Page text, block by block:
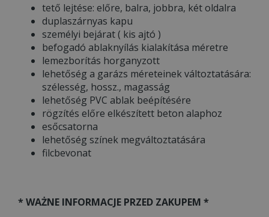
tető lejtése: előre, balra, jobbra, két oldalra
duplaszárnyas kapu
személyi bejárat ( kis ajtó )
befogadó ablaknyílás kialakítása méretre
lemezborítás horganyzott
lehetőség a garázs méreteinek változtatására:
szélesség, hossz., magasság
lehetőség PVC ablak beépítésére
rögzítés előre elkészített beton alaphoz
esőcsatorna
lehetőség színek megváltoztatására
filcbevonat
* WAŻNE INFORMACJE PRZED ZAKUPEM *